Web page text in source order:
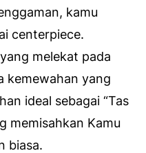
kamu
centerpiece.
melekat pada
kemewahan yang
ideal sebagai “Tas
memisahkan Kamu
biasa.